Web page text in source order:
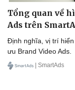
Tổng quan về
Ads trên
Định nghĩa, vị trí
ưu Brand Video Ads.
| SmartAds